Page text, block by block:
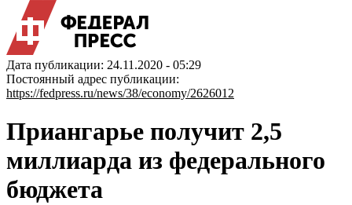
Дата публикации: 24.11.2020 - 05:29
Постоянный адрес публикации:
https://fedpress.ru/news/38/economy/2626012
Приангарье получит 2,5
миллиарда из федерального
бюджета